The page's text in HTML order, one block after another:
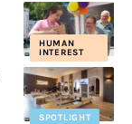
HUMAN
INTEREST
SPOTLIGHT